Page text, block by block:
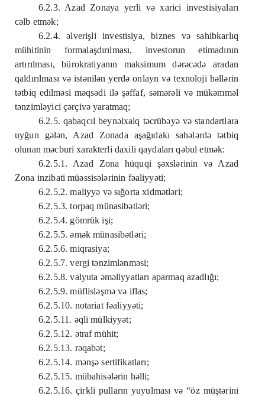
6.2.3. Azad Zonaya yerli və xarici investisiyaları
cəlb etmək;
6.2.4. əlverişli investisiya, biznes və sahibkarlıq
mühitinin formalaşdırılması, investorun etimadının
artırılması, bürokratiyanın maksimum dərəcədə aradan
qaldırılması və istənilən yerdə onlayn və texnoloji həllərin
tətbiq edilməsi məqsədi ilə şəffaf, səmərəli və mükəmməl
tənzimləyici çərçivə yaratmaq;
6.2.5. qabaqcıl beynəlxalq təcrübəyə və standartlara
uyğun gələn, Azad Zonada aşağıdakı sahələrdə tətbiq
olunan məcburi xarakterli daxili qaydaları qəbul etmək:
6.2.5.1. Azad Zona hüquqi şəxslərinin və Azad
Zona inzibati müəssisələrinin fəaliyyəti;
6.2.5.2. maliyyə və sığorta xidmətləri;
6.2.5.3. torpaq münasibətləri;
6.2.5.4. gömrük işi;
6.2.5.5. əmək münasibətləri;
6.2.5.6. miqrasiya;
6.2.5.7. vergi tənzimlənməsi;
6.2.5.8. valyuta əməliyyatları aparmaq azadlığı;
6.2.5.9. müflisləşmə və iflas;
6.2.5.10. notariat fəaliyyəti;
6.2.5.11. əqli mülkiyyət;
6.2.5.12. ətraf mühit;
6.2.5.13. rəqabət;
6.2.5.14. mənşə sertifikatları;
6.2.5.15. mübahisələrin həlli;
6.2.5.16. çirkli pulların yuyulması və “öz müştərini